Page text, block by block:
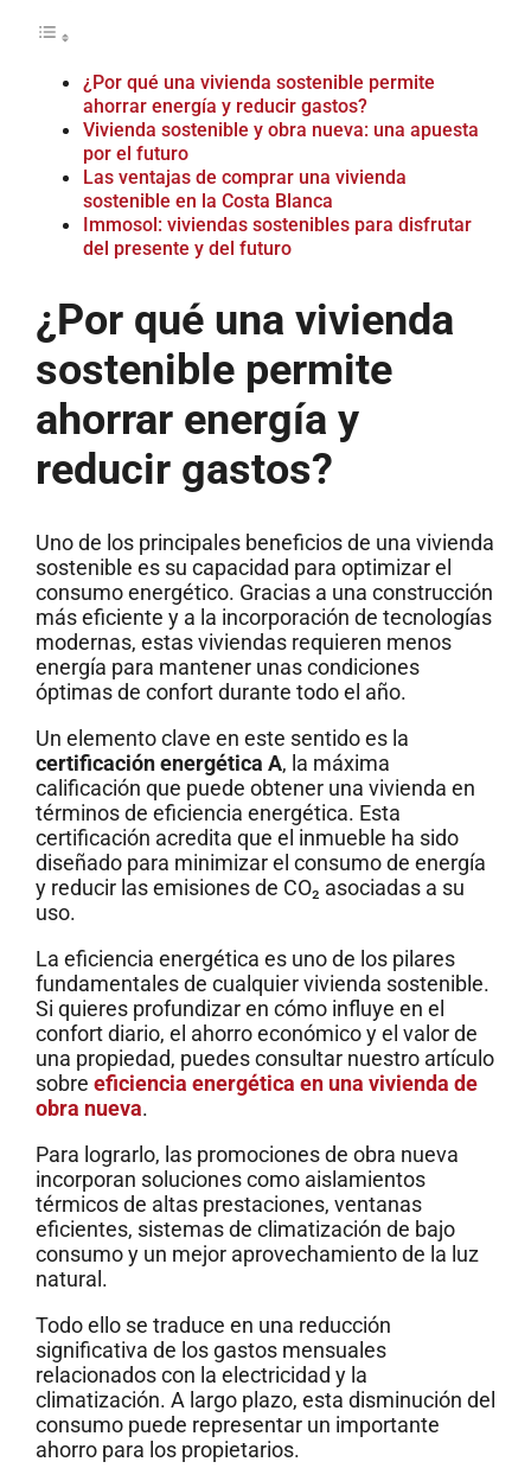
¿Por qué una vivienda sostenible permite
ahorrar energía y reducir gastos?
Vivienda sostenible y obra nueva: una apuesta
por el futuro
Las ventajas de comprar una vivienda
sostenible en la Costa Blanca
Immosol: viviendas sostenibles para disfrutar
del presente y del futuro
¿Por qué una vivienda
sostenible permite
ahorrar energía y
reducir gastos?
Uno de los principales beneficios de una vivienda
sostenible es su capacidad para optimizar el
consumo energético. Gracias a una construcción
más eficiente y a la incorporación de tecnologías
modernas, estas viviendas requieren menos
energía para mantener unas condiciones
óptimas de confort durante todo el año.
Un elemento clave en este sentido es la
certificación energética A, la máxima
calificación que puede obtener una vivienda en
términos de eficiencia energética. Esta
certificación acredita que el inmueble ha sido
diseñado para minimizar el consumo de energía
y reducir las emisiones de CO₂ asociadas a su
uso.
La eficiencia energética es uno de los pilares
fundamentales de cualquier vivienda sostenible.
Si quieres profundizar en cómo influye en el
confort diario, el ahorro económico y el valor de
una propiedad, puedes consultar nuestro artículo
sobre eficiencia energética en una vivienda de
obra nueva.
Para lograrlo, las promociones de obra nueva
incorporan soluciones como aislamientos
térmicos de altas prestaciones, ventanas
eficientes, sistemas de climatización de bajo
consumo y un mejor aprovechamiento de la luz
natural.
Todo ello se traduce en una reducción
significativa de los gastos mensuales
relacionados con la electricidad y la
climatización. A largo plazo, esta disminución del
consumo puede representar un importante
ahorro para los propietarios.